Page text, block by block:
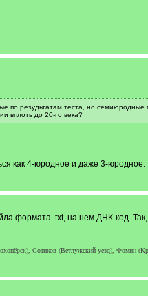
резудьтатам теста, но
вплоть до 20-го века?
как 4-юродное и даже 3-юродное.
формата .txt, на нем ДНК-код.
Сотиков (Ветлужский уезд), Фомин